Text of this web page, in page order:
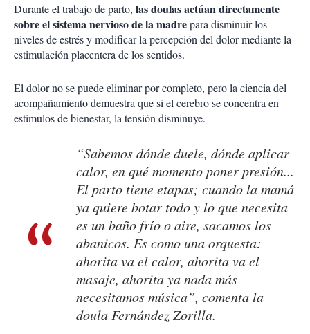
Durante el trabajo de parto, las doulas actúan directamente
sobre el sistema nervioso de la madrepara disminuir los
niveles de estrés y modificar la percepción del dolor mediante la
estimulación placentera de los sentidos.
El dolor no se puede eliminar por completo, pero la ciencia del
acompañamiento demuestra que si el cerebro se concentra en
estímulos de bienestar, la tensión disminuye.
“Sabemos dónde duele, dónde aplicar
calor, en qué momento poner presión...
El parto tiene etapas; cuando la mamá
ya quiere botar todo y lo que necesita
es un baño frío o aire, sacamos los
abanicos. Es como una orquesta:
ahorita va el calor, ahorita va el
masaje, ahorita ya nada más
necesitamos música”, comenta la
doula Fernández Zorilla.